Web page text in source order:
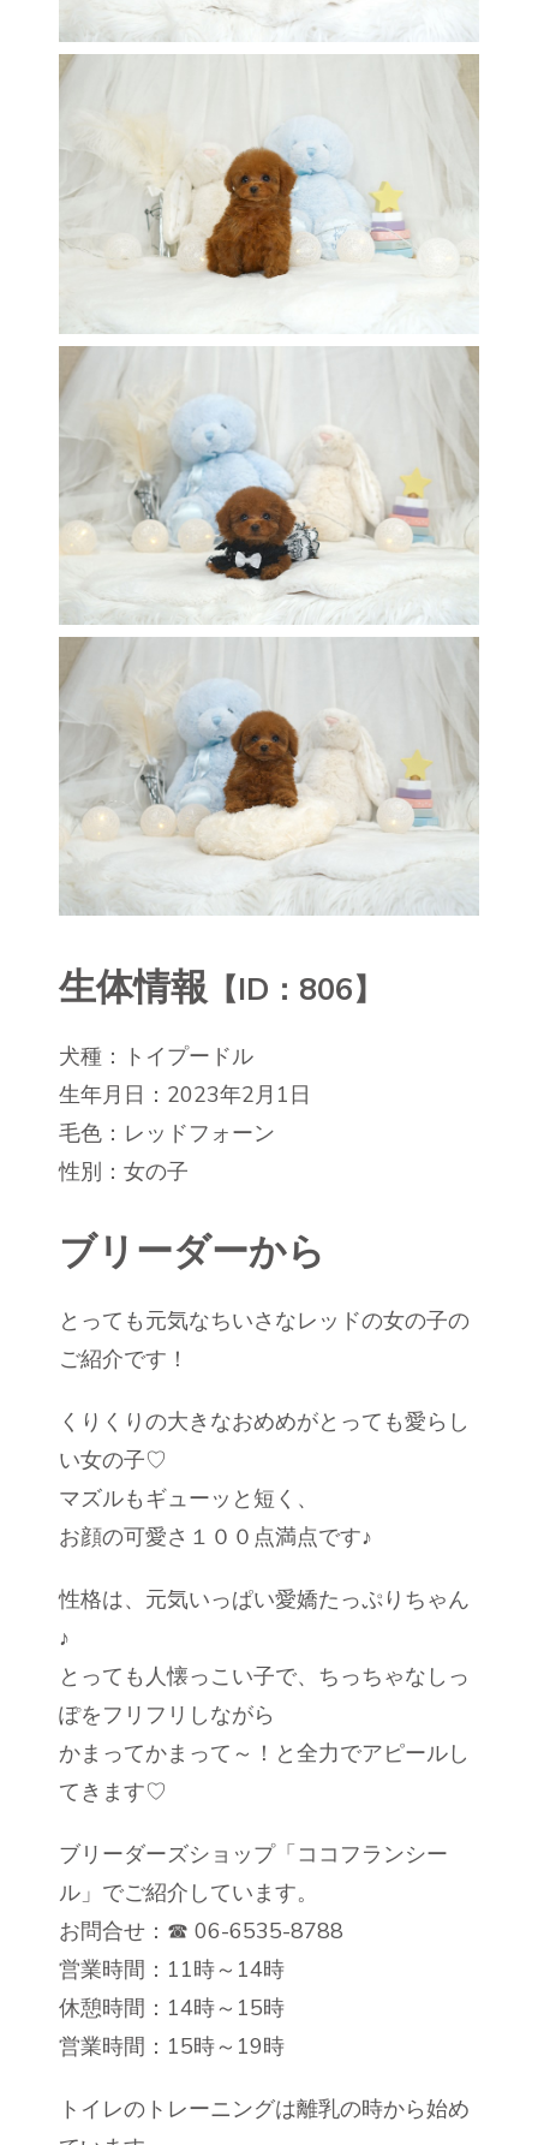
生体情報【ID：806】
犬種：トイプードル
生年月日：2023年2月1日
毛色：レッドフォーン
性別：女の子
ブリーダーから
とっても元気なちいさなレッドの女の子の
ご紹介です！
くりくりの大きなおめめがとっても愛らし
い女の子♡
マズルもギューッと短く、
お顔の可愛さ１００点満点です♪
性格は、元気いっぱい愛嬌たっぷりちゃん
♪
とっても人懐っこい子で、ちっちゃなしっ
ぽをフリフリしながら
かまってかまって～！と全力でアピールし
てきます♡
ブリーダーズショップ「ココフランシー
ル」でご紹介しています。
お問合せ：☎ 06-6535-8788
営業時間：11時～14時
休憩時間：14時～15時
営業時間：15時～19時
トイレのトレーニングは離乳の時から始め